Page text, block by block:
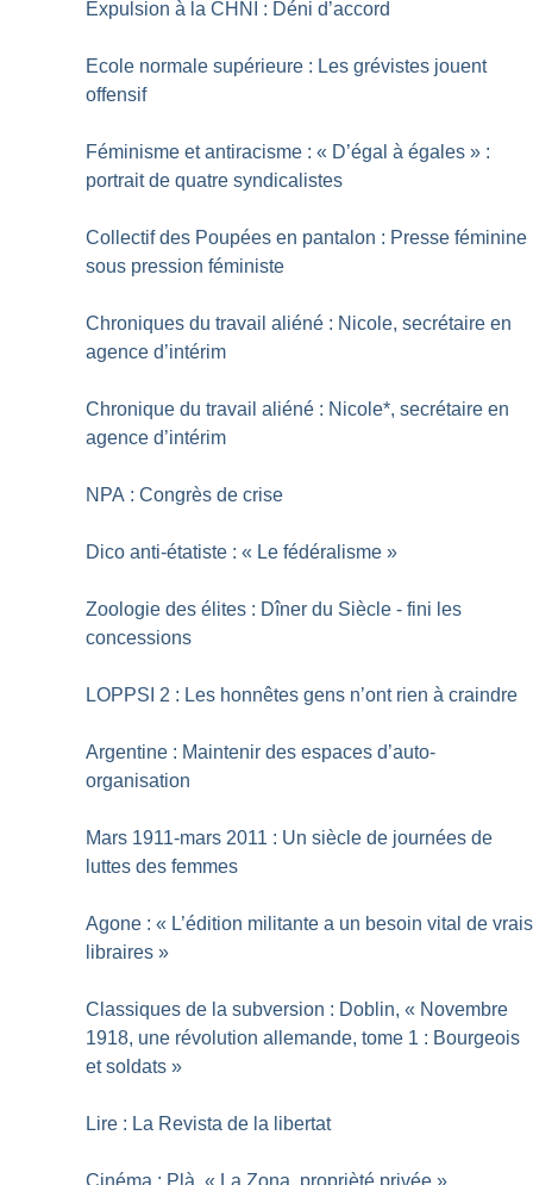
Expulsion à la CHNI : Déni d’accord
Ecole normale supérieure : Les grévistes jouent
offensif
Féminisme et antiracisme : « D’égal à égales » :
portrait de quatre syndicalistes
Collectif des Poupées en pantalon : Presse féminine
sous pression féministe
Chroniques du travail aliéné : Nicole, secrétaire en
agence d’intérim
Chronique du travail aliéné : Nicole*, secrétaire en
agence d’intérim
NPA : Congrès de crise
Dico anti-étatiste : « Le fédéralisme »
Zoologie des élites : Dîner du Siècle - fini les
concessions
LOPPSI 2 : Les honnêtes gens n’ont rien à craindre
Argentine : Maintenir des espaces d’auto-
organisation
Mars 1911-mars 2011 : Un siècle de journées de
luttes des femmes
Agone : « L’édition militante a un besoin vital de vrais
libraires »
Classiques de la subversion : Doblin, « Novembre
1918, une révolution allemande, tome 1 : Bourgeois
et soldats »
Lire : La Revista de la libertat